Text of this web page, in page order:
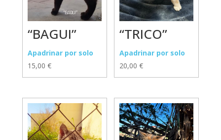
“BAGUI”
Apadrinar por solo
15,00 €
“TRICO”
Apadrinar por solo
20,00€